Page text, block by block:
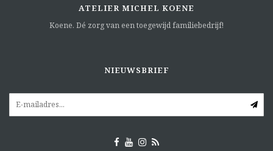
ATELIER MICHEL KOENE
Koene. Dé zorg van een toegewijd familiebedrijf!
NIEUWSBRIEF